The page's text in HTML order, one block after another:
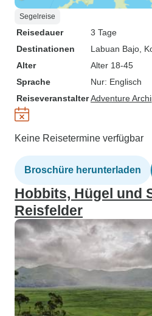
Segelreise
Reisedauer
3 Tage
Destinationen
Labuan Bajo ,
Alter
Alter 18-45
Sprache
Nur: Englisch
ReiseveranstalterAdventure
Keine Reisetermine verfügbar
Broschüre herunterladen
Hobbits, Hügel und
Reisfelder